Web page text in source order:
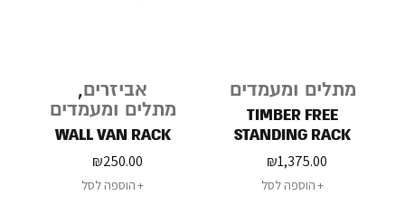
מתלים ומעמדים
TIMBER FREE
STANDING RACK
₪1,375.00
הוספה לסל
אביזרים,
מתלים ומעמדים
WALL VAN RACK
₪250.00
הוספה לסל